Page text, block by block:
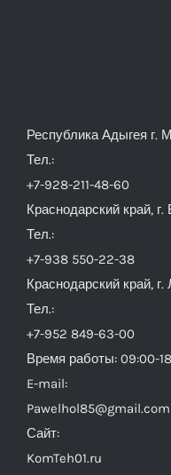
Республика Адыгея г.
Тел.:
+7-928-211-48-60
Краснодарский край,
Тел.:
+7-938 550-22-38
Краснодарский край,
Тел.:
+7-952 849-63-00
Время работы: 09:00-
E-mail:
Pawelhol85@gmail.com
Сайт:
KomTeh01.ru